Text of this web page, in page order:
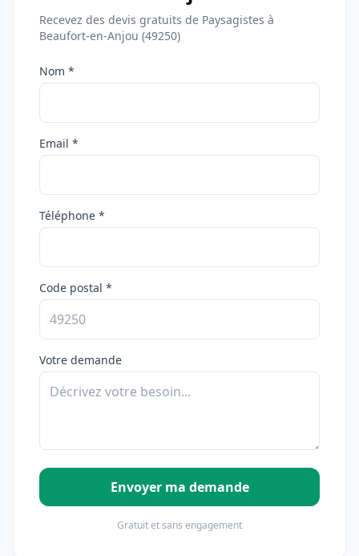
Recevez des devis gratuits de Paysagistes à
Beaufort-en-Anjou (49250)
Nom *
Email *
Téléphone *
Code postal *
Votre demande
Envoyer ma demande
Gratuit et sans engagement